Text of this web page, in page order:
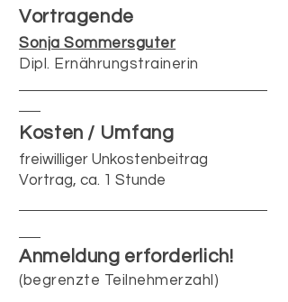
Vortragende
Sonja Sommersguter
Dipl. Ernährungstrainerin
Kosten / Umfang
freiwilliger Unkostenbeitrag
Vortrag, ca. 1 Stunde
Anmeldung erforderlich!
(begrenzte Teilnehmerzahl)